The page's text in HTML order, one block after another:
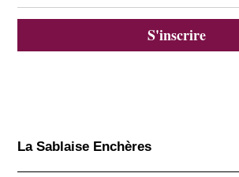
S'inscrire
La Sablaise Enchères